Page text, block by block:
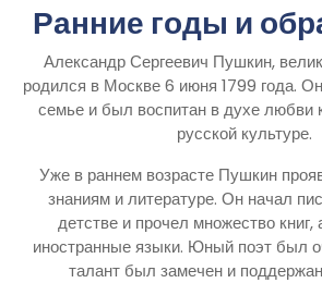
Ранние годы и
Александр Сергеевич Пушкин,
родился в Москве 6 июня 1799 года.
семье и был воспитан в духе любви
русской культуре.
Уже в раннем возрасте Пушкин
знаниям и литературе. Он начал
детстве и прочел множество книг,
иностранные языки. Юный поэт был
талант был замечен и